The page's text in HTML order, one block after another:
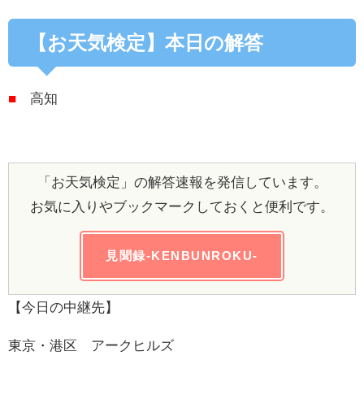
【お天気検定】本日の解答
■ 高知
「お天気検定」の解答速報を発信しています。
お気に入りやブックマークしておくと便利です。
見聞録-KENBUNROKU-
【今日の中継先】
東京・港区 アークヒルズ